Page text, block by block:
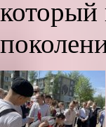
который